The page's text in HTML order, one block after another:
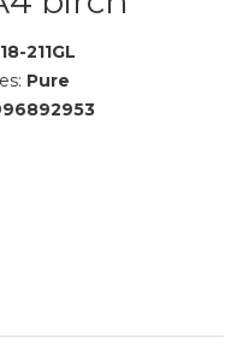
211GL
Pure